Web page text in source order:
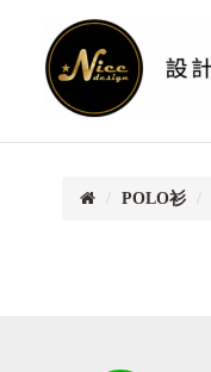
首
頁
POLO衫